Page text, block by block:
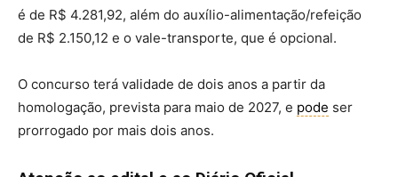
é de R$ 4.281,92, além do auxílio-alimentação/refeição
de R$ 2.150,12 e o vale-transporte, que é opcional.
O concurso terá validade de dois anos a partir da
homologação, prevista para maio de 2027, e pode ser
prorrogado por mais dois anos.